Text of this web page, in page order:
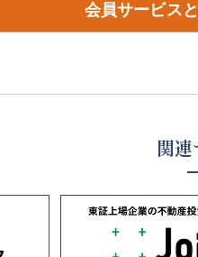
会員サービス
関連